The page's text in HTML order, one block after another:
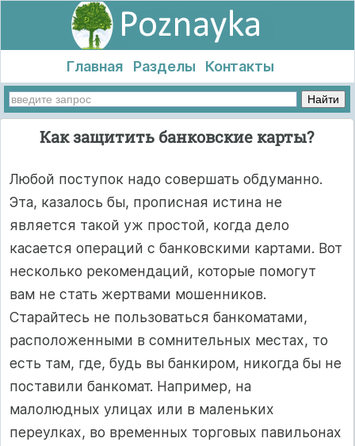
Главная Разделы Контакты
Как защитить банковские карты?
Любой поступок надо совершать обдуманно.
Эта, казалось бы, про­писная истина не
является такой уж простой, когда дело
касается операций с банковскими картами. Вот
несколько рекомендаций, которые помогут
вам не стать жертвами мошенников.
Старайтесь не пользоваться банкоматами,
расположенными в сомнительных местах, то
есть там, где, будь вы банкиром, никогда бы не
поставили банкомат. Например, на
малолюдных улицах или в маленьких
переулках, во временных торговых павильонах